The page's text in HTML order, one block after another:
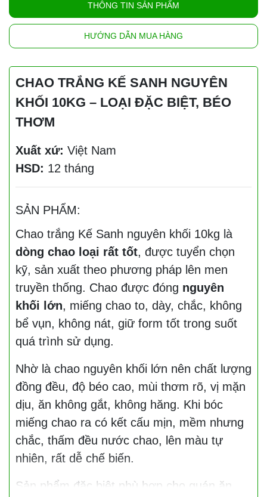
THÔNG TIN SẢN PHẨM
HƯỚNG DẪN MUA HÀNG
CHAO TRẮNG KẾ SANH NGUYÊN
KHỐI 10KG – LOẠI ĐẶC BIỆT, BÉO
THƠM
Xuất xứ: Việt Nam
HSD: 12 tháng
SẢN PHẨM:
Chao trắng Kế Sanh nguyên khối 10kg là
dòng chao loại rất tốt, được tuyển chọn
kỹ, sản xuất theo phương pháp lên men
truyền thống. Chao được đóng nguyên
khối lớn, miếng chao to, dày, chắc, không
bể vụn, không nát, giữ form tốt trong suốt
quá trình sử dụng.
Nhờ là chao nguyên khối lớn nên chất lượng
đồng đều, độ béo cao, mùi thơm rõ, vị mặn
dịu, ăn không gắt, không hăng. Khi bóc
miếng chao ra có kết cấu mịn, mềm nhưng
chắc, thấm đều nước chao, lên màu tự
nhiên, rất dễ chế biến.
Sản phẩm đặc biệt phù hợp cho quán ăn,